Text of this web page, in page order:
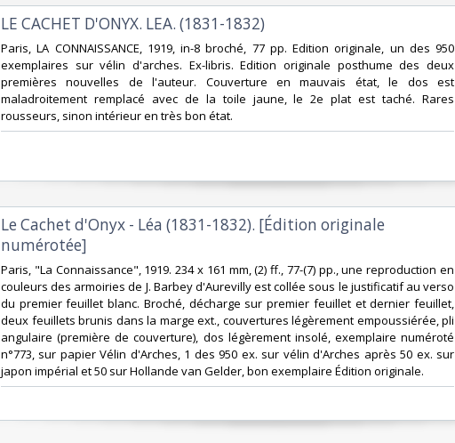
‎LE CACHET D'ONYX. LEA. (1831-1832)‎
‎Paris, LA CONNAISSANCE, 1919, in-8 broché, 77 pp. Edition originale, un des 950
exemplaires sur vélin d'arches. Ex-libris. Edition originale posthume des deux
premières nouvelles de l'auteur. Couverture en mauvais état, le dos est
maladroitement remplacé avec de la toile jaune, le 2e plat est taché. Rares
rousseurs, sinon intérieur en très bon état.‎
‎Le Cachet d'Onyx - Léa (1831-1832). [Édition originale
numérotée]‎
‎Paris, "La Connaissance", 1919. 234 x 161 mm, (2) ff., 77-(7) pp., une reproduction en
couleurs des armoiries de J. Barbey d'Aurevilly est collée sous le justificatif au verso
du premier feuillet blanc. Broché, décharge sur premier feuillet et dernier feuillet,
deux feuillets brunis dans la marge ext., couvertures légèrement empoussiérée, pli
angulaire (première de couverture), dos légèrement insolé, exemplaire numéroté
n°773, sur papier Vélin d'Arches, 1 des 950 ex. sur vélin d'Arches après 50 ex. sur
japon impérial et 50 sur Hollande van Gelder, bon exemplaire Édition originale.‎